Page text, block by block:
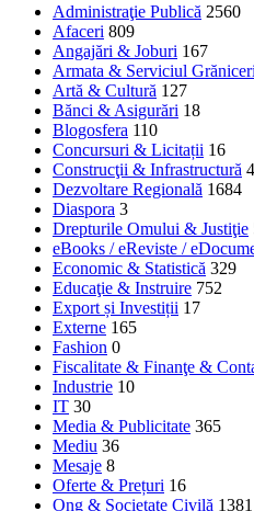
Administraţie Publică 2560
Afaceri 809
Angajări & Joburi 167
Armata & Serviciul
Artă & Cultură 127
Bănci & Asigurări 18
Blogosfera 110
Concursuri & Licitații 16
Construcţii & Infrastructură
Dezvoltare Regională 1684
Diaspora 3
Drepturile Omului & Justiţie
eBooks / eReviste /
Economic & Statistică 329
Educaţie & Instruire 752
Export și Investiții 17
Externe 165
Fashion 0
Fiscalitate & Finanţe &
Industrie 10
IT 30
Media & Publicitate 365
Mediu 36
Mesaje 8
Oferte & Prețuri 16
Ong & Societate Civilă 1381